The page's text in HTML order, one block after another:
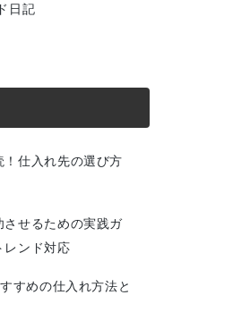
日記
！仕入れ先の選び方
させるための実践ガ
レンド対応
すめの仕入れ方法と